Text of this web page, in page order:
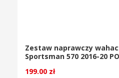
Zestaw naprawczy
Sportsman 570 2016-20
199.00 zł